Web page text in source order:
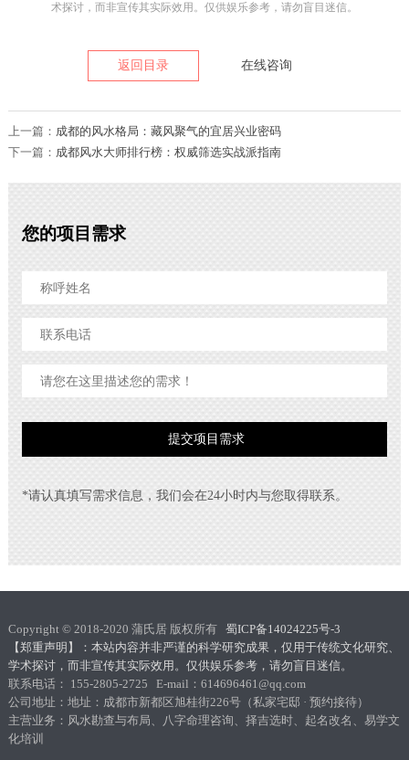
术探讨，而非宣传其实际效用。仅供娱乐参考，请勿盲目迷信。
返回目录 在线咨询
上一篇： 成都的风水格局：藏风聚气的宜居兴业密码
下一篇： 成都风水大师排行榜：权威筛选实战派指南
您的项目需求
*请认真填写需求信息，我们会在24小时内与您取得联系。
Copyright © 2018-2020 蒲氏居 版权所有 蜀ICP备14024225号-3
【郑重声明】：本站内容并非严谨的科学研究成果，仅用于传统文化研究、
学术探讨，而非宣传其实际效用。仅供娱乐参考，请勿盲目迷信。
联系电话： 155-2805-2725 E-mail：614696461@qq.com
公司地址：地址：成都市新都区旭桂街226号（私家宅邸 · 预约接待）
主营业务：风水勘查与布局、八字命理咨询、择吉选时、起名改名、易学文
化培训